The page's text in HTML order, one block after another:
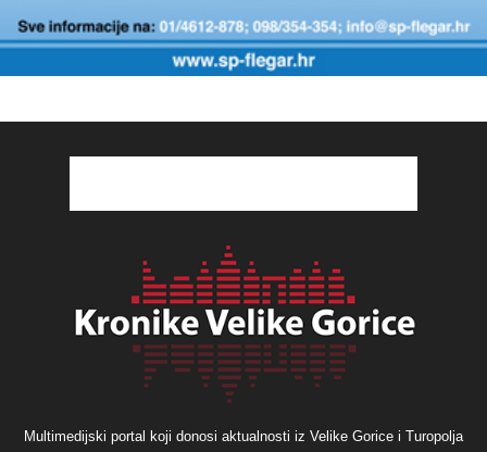
Multimedijski portal koji donosi aktualnosti iz Velike Gorice i Turopolja